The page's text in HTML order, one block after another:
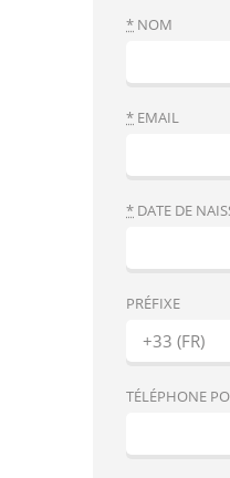
* NOM
* EMAIL
* DATE DE
PRÉFIXE
TÉLÉPHONE